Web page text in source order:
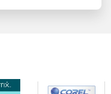
физического